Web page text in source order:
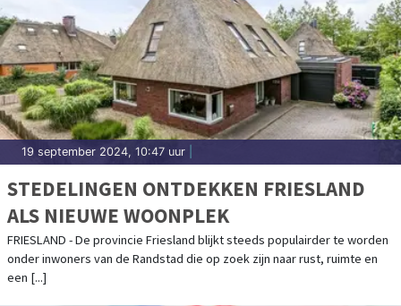
19 september 2024, 10:47 uur
STEDELINGEN ONTDEKKEN FRIESLAND
ALS NIEUWE WOONPLEK
FRIESLAND - De provincie Friesland blijkt steeds populairder te worden
onder inwoners van de Randstad die op zoek zijn naar rust, ruimte en
een [...]